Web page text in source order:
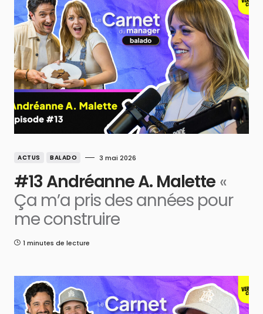
ACTUS BALADO 3 mai 2026
#13 Andréanne A. Malette «
Ça m’a pris des années pour
me construire
1 minutes de lecture